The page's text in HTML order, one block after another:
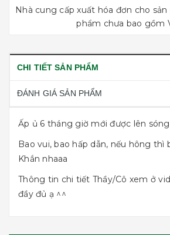
Nhà cung cấp xuất hóa đơn cho
phẩm chưa bao gồm
CHI TIẾT SẢN PHẨM
ĐÁNH GIÁ SẢN PHẨM
Ấp ủ 6 tháng giờ mới được lên sóng
Bao vui, bao hấp dẫn, nếu hông thì
Khắn nhaaa
Thông tin chi tiết Thầy/Cô xem ở
đầy đủ ạ ^^